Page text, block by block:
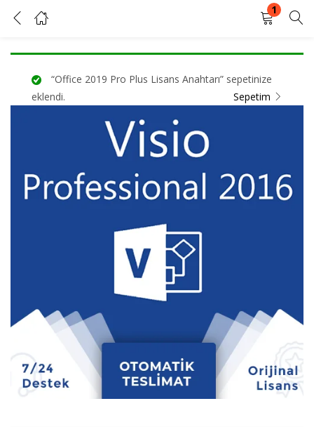
1
KAYIT OL
Kullanıcı adınızı ve şifrenizi girin.
Beni Hatırla Şifrenizi mi unuttunuz?
“Office 2019 Pro Plus Lisans Anahtarı” sepetinize
eklendi.
Sepetim